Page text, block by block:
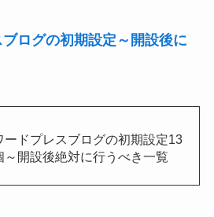
ログの初期設定～開設後に
ードプレスブログの初期設定13
～開設後絶対に行うべき一覧